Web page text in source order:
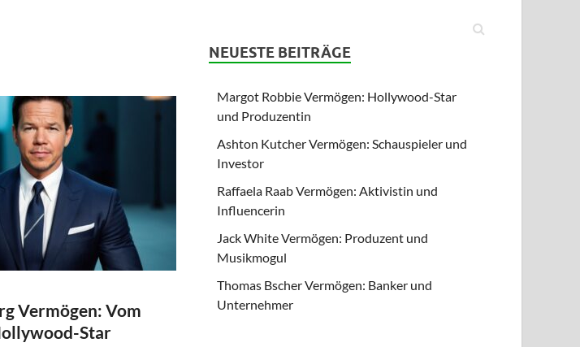
Vermögen: Vom
Star
NEUESTE BEITRÄGE
Margot Robbie Vermögen: Hollywood-Star
und Produzentin
Ashton Kutcher Vermögen: Schauspieler und
Investor
Raffaela Raab Vermögen: Aktivistin und
Influencerin
Jack White Vermögen: Produzent und
Musikmogul
Thomas Bscher Vermögen: Banker und
Unternehmer